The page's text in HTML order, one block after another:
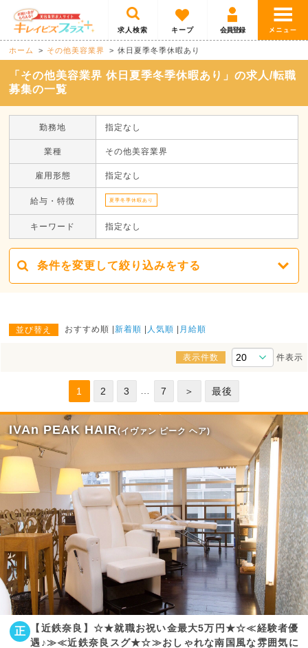
求人検索 キープ 会員登録
ホーム その他美容業界 休日夏季冬季休暇あり
「その他美容業界 休日夏季冬季休暇あり」の求人/転職
募集の一覧
勤務地 指定なし
業種 その他美容業界
雇用形態 指定なし
給与・特徴 夏季冬季休暇あり
キーワード 指定なし
条件を変更して絞り込みをする
並び替え おすすめ順 新着順 人気順 月給順
表示件数 件表示
1 2 3 7 ＞ 最後
IVAn PEAK HAIR(イヴァン ピーク ヘア)
正
【近鉄奈良】☆★就職お祝い金最大5万円★☆≪経験者優
遇♪≫≪近鉄奈良スグ★☆≫おしゃれな南国風な雰囲気に